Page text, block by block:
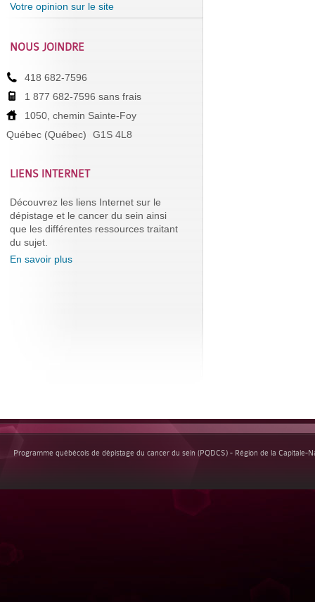
Votre opinion sur le site
NOUS JOINDRE
418 682-7596
1 877 682-7596 sans frais
1050, chemin Sainte-Foy
Québec (Québec)
G1S 4L8
LIENS INTERNET
Découvrez les liens Internet sur le
dépistage et le cancer du sein ainsi
que les différentes ressources traitant
du sujet.
En savoir plus
Programme québécois de dépistage du cancer du sein (PQDCS) - Région de la Capitale-